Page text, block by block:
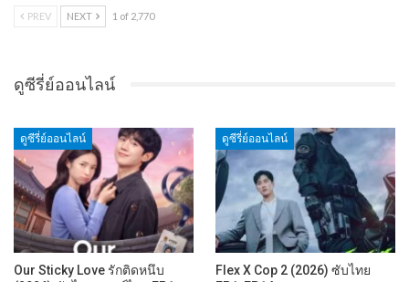
PREV NEXT 1 of 2,770
ดูซีรี่ย์ออนไลน์
ดูซีรี่ย์ออนไลน์
Our Sticky Love รักติดหนึบ
ดูซีรี่ย์ออนไลน์
Flex X Cop 2 (2026) ซับไทย